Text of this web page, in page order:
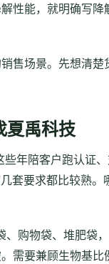
性能，就明确写
售场景。先想清楚
夏禹科技
年陪客户跑认证
套要求都比较熟。
购物袋、堆肥袋
需要兼顾生物基比